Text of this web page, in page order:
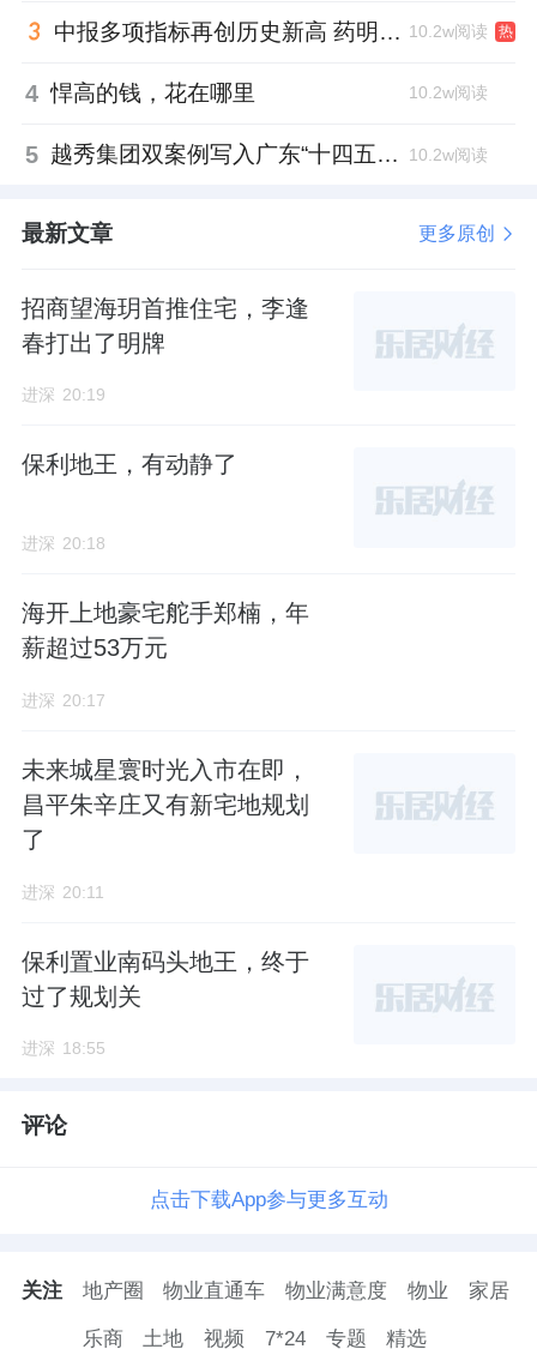
中报多项指标再创历史新高 药明康德将高质量发展成果“分发”到位 10.2w阅读 热
4 悍高的钱，花在哪里 10.2w阅读
5 越秀集团双案例写入广东“十四五”公共文化答卷，复合文化空间助力青年发展型城市建设 10.2w阅读
最新文章 更多原创
招商望海玥首推住宅，李逢
春打出了明牌
进深 20:19
保利地王，有动静了
进深 20:18
海开上地豪宅舵手郑楠，年
薪超过53万元
进深 20:17
未来城星寰时光入市在即，
昌平朱辛庄又有新宅地规划
了
进深 20:11
保利置业南码头地王，终于
过了规划关
进深 18:55
评论
点击下载App参与更多互动
关注 地产圈 物业直通车 物业满意度 物业 家居
乐商 土地 视频 7*24 专题 精选